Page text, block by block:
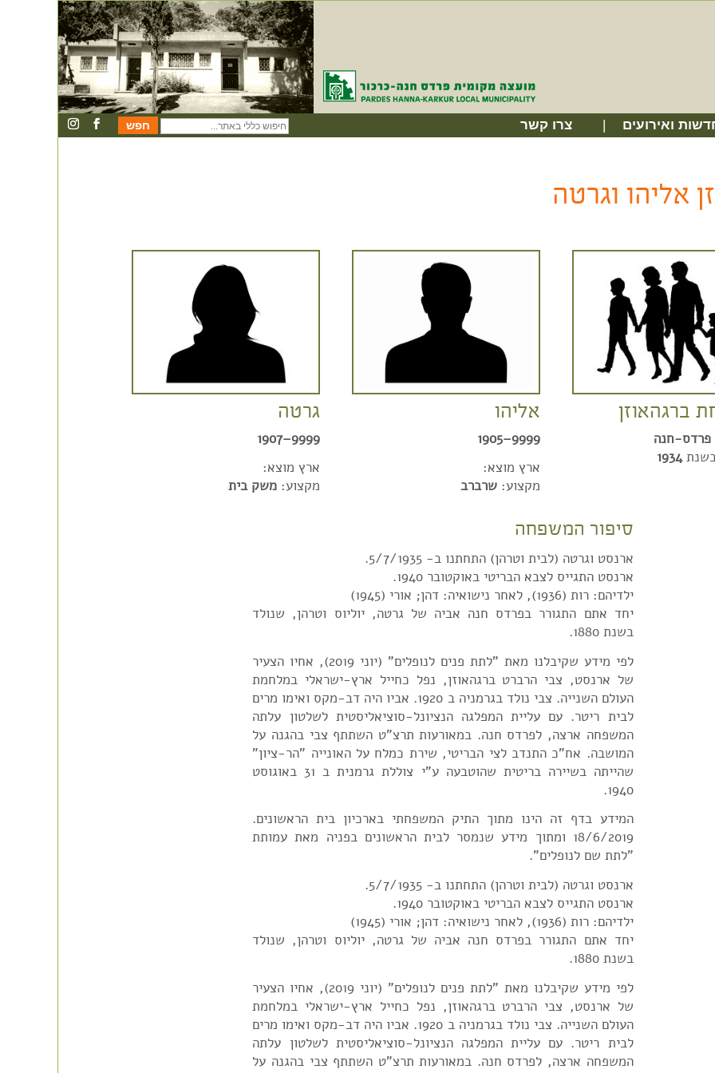
חיפוש
כללי
באתר
ואירועים צרו קשר
אליהו וגרטה
ברגהאוזן
פרדס-חנה
1934
אליהו
9999–1905
ארץ מוצא:
מקצוע: שרברב
גרטה
9999–1907
ארץ מוצא:
מקצוע: משק בית
סיפור המשפחה
ארנסט וגרטה (לבית וטרהן) התחתנו ב- 5/7/1935.
ארנסט התגייס לצבא הבריטי באוקטובר 1940.
ילדיהם: רות (1936), לאחר נישואיה: דהן; אורי (1945)
יחד אתם התגורר בפרדס חנה אביה של גרטה, יוליוס וטרהן, שנולד
בשנת 1880.
לפי מידע שקיבלנו מאת "לתת פנים לנופלים" (יוני 2019), אחיו הצעיר
של ארנסט, צבי הרברט ברגהאוזן, נפל כחייל ארץ-ישראלי במלחמת
העולם השנייה. צבי נולד בגרמניה ב 1920. אביו היה דב-מקס ואימו מרים
לבית ריטר. עם עליית המפלגה הנציונל-סוציאליסטית לשלטון עלתה
המשפחה ארצה, לפרדס חנה. במאורעות תרצ"ט השתתף צבי בהגנה על
המושבה. אח"כ התנדב לצי הבריטי, שירת כמלח על האונייה "הר-ציון"
שהייתה בשיירה בריטית שהוטבעה ע"י צוללת גרמנית ב 31 באוגוסט
1940.
המידע בדף זה הינו מתוך התיק המשפחתי בארכיון בית הראשונים.
18/6/2019 ומתוך מידע שנמסר לבית הראשונים בפניה מאת עמותת
"לתת שם לנופלים".
ארנסט וגרטה (לבית וטרהן) התחתנו ב- 5/7/1935.
ארנסט התגייס לצבא הבריטי באוקטובר 1940.
ילדיהם: רות (1936), לאחר נישואיה: דהן; אורי (1945)
יחד אתם התגורר בפרדס חנה אביה של גרטה, יוליוס וטרהן, שנולד
בשנת 1880.
לפי מידע שקיבלנו מאת "לתת פנים לנופלים" (יוני 2019), אחיו הצעיר
של ארנסט, צבי הרברט ברגהאוזן, נפל כחייל ארץ-ישראלי במלחמת
העולם השנייה. צבי נולד בגרמניה ב 1920. אביו היה דב-מקס ואימו מרים
לבית ריטר. עם עליית המפלגה הנציונל-סוציאליסטית לשלטון עלתה
המשפחה ארצה, לפרדס חנה. במאורעות תרצ"ט השתתף צבי בהגנה על